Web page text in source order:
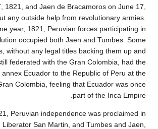
17, 1821, and Jaen de Bracamoros on
without any outside help from revolutionary
that same year, 1821, Peruvian forces
revolution occupied both Jaen and
generals, without any legal titles backing
Ecuador still federated with the Gran Colombia,
desire to annex Ecuador to the Republic of
of the Gran Colombia, feeling that Ecuador
part of the Inca
July 28, 1821, Peruvian independence was
by the Liberator San Martin, and Tumbes